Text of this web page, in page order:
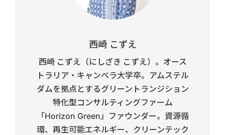
西崎 こずえ
西崎 こずえ（にしざき こずえ）。オース
トラリア・キャンベラ大学卒。アムステル
ダムを拠点とするグリーントランジション
特化型コンサルティングファーム
「Horizon Green」ファウンダー。資源循
環、再生可能エネルギー、クリーンテック